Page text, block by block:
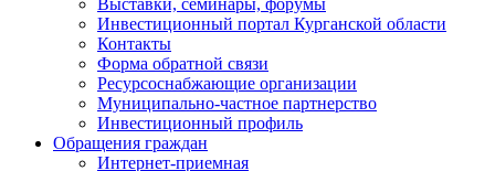
Выставки, семинары, форумы
Инвестиционный портал Курганской области
Контакты
Форма обратной связи
Ресурсоснабжающие организации
Муниципально-частное партнерство
Инвестиционный профиль
Обращения граждан
Интернет-приемная